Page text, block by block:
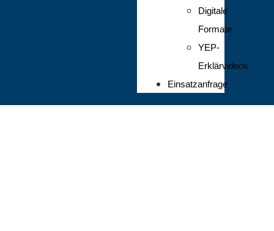
Digitale
Formate
YEP-
Erklärvideos
Einsatzanfrage